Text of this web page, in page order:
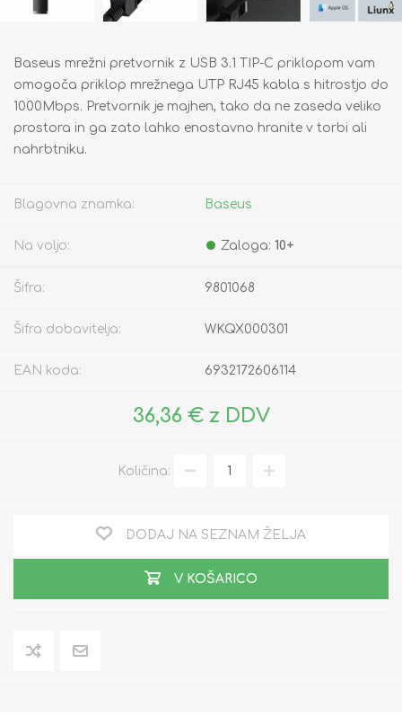
Baseus mrežni pretvornik z USB 3.1 TIP-C priklopom vam
omogoča priklop mrežnega UTP RJ45 kabla s hitrostjo do
1000Mbps. Pretvornik je majhen, tako da ne zaseda veliko
prostora in ga zato lahko enostavno hranite v torbi ali
nahrbtniku.
Blagovna znamka: Baseus
Na voljo: Zaloga: 10+
Šifra: 9801068
Šifra dobavitelja: WKQX000301
EAN koda: 6932172606114
36,36 € z DDV
Količina:
DODAJ NA SEZNAM ŽELJA
V KOŠARICO